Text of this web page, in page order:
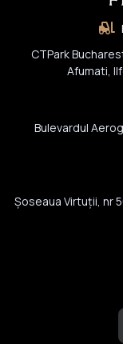
CTPark
Afumati,
Bulevardul
Șoseaua Virtuții, nr